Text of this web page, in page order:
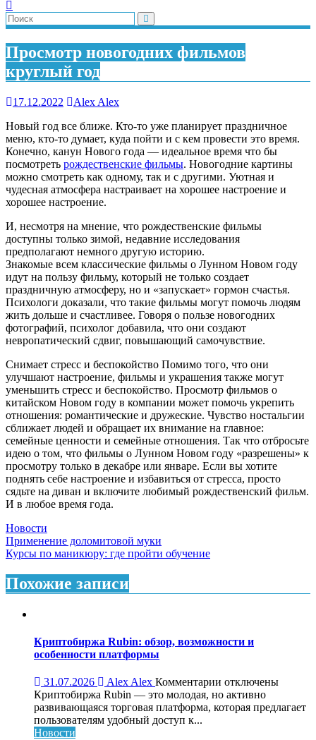
Просмотр новогодних фильмов
круглый год
17.12.2022
Alex Alex
Новый год все ближе. Кто-то уже планирует праздничное
меню, кто-то думает, куда пойти и с кем провести это время.
Конечно, канун Нового года — идеальное время что бы
посмотреть рождественские фильмы. Новогодние картины
можно смотреть как одному, так и с другими. Уютная и
чудесная атмосфера настраивает на хорошее настроение и
хорошее настроение.
И, несмотря на мнение, что рождественские фильмы
доступны только зимой, недавние исследования
предполагают немного другую историю.
Знакомые всем классические фильмы о Лунном Новом году
идут на пользу фильму, который не только создает
праздничную атмосферу, но и «запускает» гормон счастья.
Психологи доказали, что такие фильмы могут помочь людям
жить дольше и счастливее. Говоря о пользе новогодних
фотографий, психолог добавила, что они создают
невропатический сдвиг, повышающий самочувствие.
Снимает стресс и беспокойство Помимо того, что они
улучшают настроение, фильмы и украшения также могут
уменьшить стресс и беспокойство. Просмотр фильмов о
китайском Новом году в компании может помочь укрепить
отношения: романтические и дружеские. Чувство ностальгии
сближает людей и обращает их внимание на главное:
семейные ценности и семейные отношения. Так что отбросьте
идею о том, что фильмы о Лунном Новом году «разрешены» к
просмотру только в декабре или январе. Если вы хотите
поднять себе настроение и избавиться от стресса, просто
сядьте на диван и включите любимый рождественский фильм.
И в любое время года.
Новости
Навигация
по
записям
Применение доломитовой муки
Курсы по маникюру: где пройти обучение
Похожие записи
Криптобиржа Rubin: обзор, возможности и
особенности платформы
31.07.2026 Alex Alex Комментарии к
записи
Криптобиржа
отключены
Криптобиржа Rubin — это молодая, но активно
развивающаяся торговая платформа, которая предлагает
пользователям удобный доступ к...
Новости